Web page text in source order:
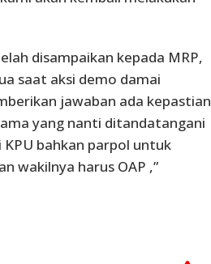
disampaikan kepada MRP,
saat aksi demo damai
jawaban ada kepastian
yang nanti ditandatangani
bahkan parpol untuk
wakilnya harus OAP ,”